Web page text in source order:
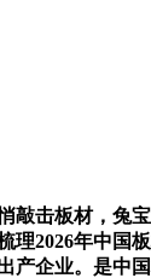
击板材，兔宝
理2026年中
产企业。是中